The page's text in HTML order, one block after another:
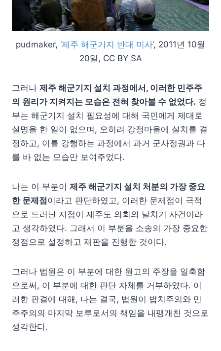
pudmaker, ‘제주 해군기지 반대 미사’, 2011년 10월
20일, CC BY SA
그러나 제주 해군기지 설치 과정에서, 이러한 민주주
의 원리가 지켜지는 모습은 전혀 찾아볼 수 없었다. 정
부는 해군기지 설치 필요성에 대해 국민에게 제대로
설명을 한 일이 없으며, 오히려 강정마을에 설치를 결
정하고, 이를 강행하는 과정에서 과거 군사정권과 다
를 바 없는 모습만 보여주었다.
나는 이 부분이 제주 해군기지 설치 처분의 가장 중요
한 문제점 이라고 판단하였고, 이러한 문제점이 극적
으로 드러난 지점이 제주도 의회의 날치기 사건이라
고 생각하였다. 그래서 이 부분을 소송의 가장 중요한
쟁점으로 설정하고 재판을 진행한 것이다.
그러나 법원은 이 부분에 대한 원고의 주장을 일축함
으로써, 이 부분에 대한 판단 자체를 거부하였다. 이
러한 판결에 대해, 나는 결국, 법원이 법치주의와 민
주주의의 마지막 보루로서의 책임을 내팽개친 것으로
생각한다.